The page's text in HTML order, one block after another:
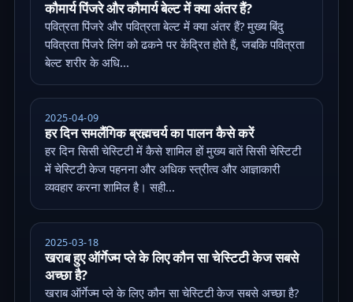
कौमार्य पिंजरे और कौमार्य बेल्ट में क्या अंतर हैं?
पवित्रता पिंजरे और पवित्रता बेल्ट में क्या अंतर हैं? मुख्य बिंदु
पवित्रता पिंजरे लिंग को ढकने पर केंद्रित होते हैं, जबकि पवित्रता
बेल्ट शरीर के अधि...
2025-04-09
हर दिन समलैंगिक ब्रह्मचर्य का पालन कैसे करें
हर दिन सिसी चेस्टिटी में कैसे शामिल हों मुख्य बातें सिसी चेस्टिटी
में चेस्टिटी केज पहनना और अधिक स्त्रीत्व और आज्ञाकारी
व्यवहार करना शामिल है। सही...
2025-03-18
खराब हुए ऑर्गेज्म प्ले के लिए कौन सा चेस्टिटी केज सबसे
अच्छा है?
खराब ऑर्गेज्म प्ले के लिए कौन सा चेस्टिटी केज सबसे अच्छा है?